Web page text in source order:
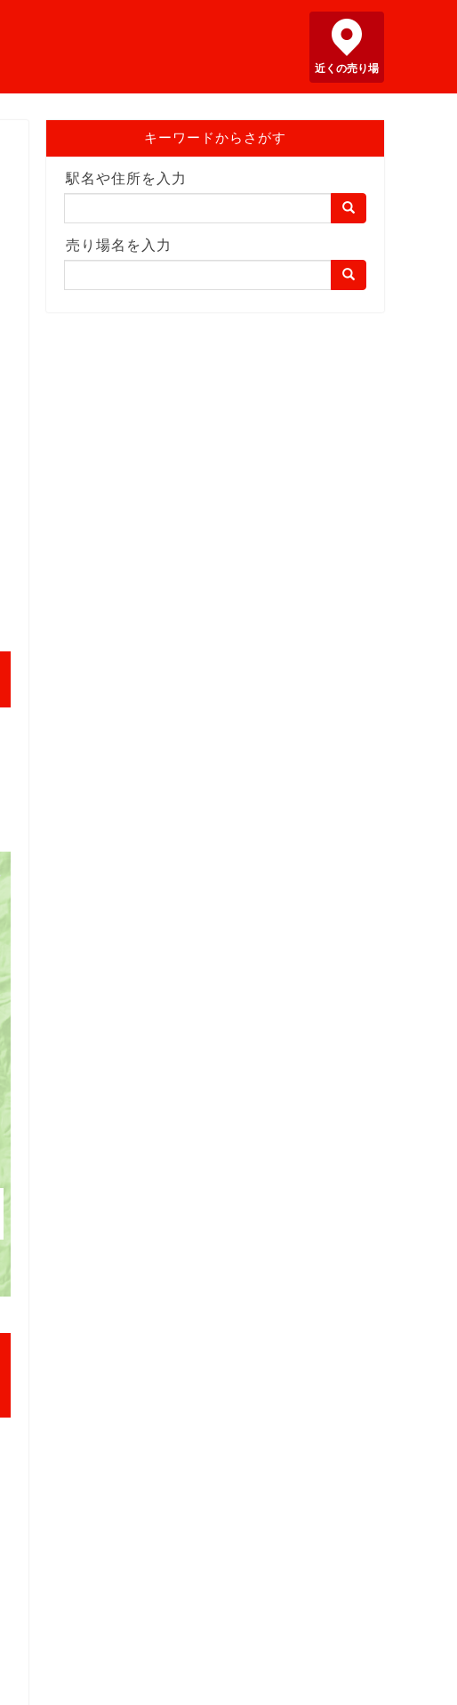
近くの売り場
キーワードからさがす
駅名や住所を入力
売り場名を入力